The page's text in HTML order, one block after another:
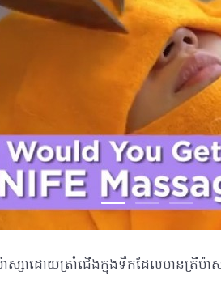
ស្សាដោយត្រាំជើងក្នុងទឹកដែលមានត្រីម៉ា